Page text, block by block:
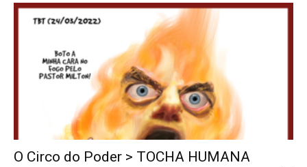
O Circo do Poder > TOCHA HUMANA